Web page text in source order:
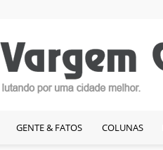
GENTE & FATOS COLUNAS